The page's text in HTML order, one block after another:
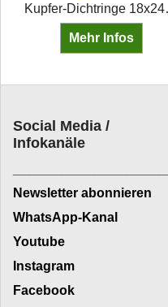
Mehr Infos
Social Media /
Infokanäle
Newsletter abonnieren
WhatsApp-Kanal
Youtube
Instagram
Facebook